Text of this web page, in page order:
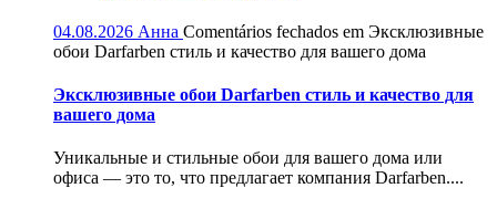
04.08.2026 Анна Comentários fechados em Эксклюзивные
обои Darfarben стиль и качество для вашего дома
Эксклюзивные обои Darfarben стиль и качество для
вашего дома
Уникальные и стильные обои для вашего дома или
офиса — это то, что предлагает компания Darfarben....